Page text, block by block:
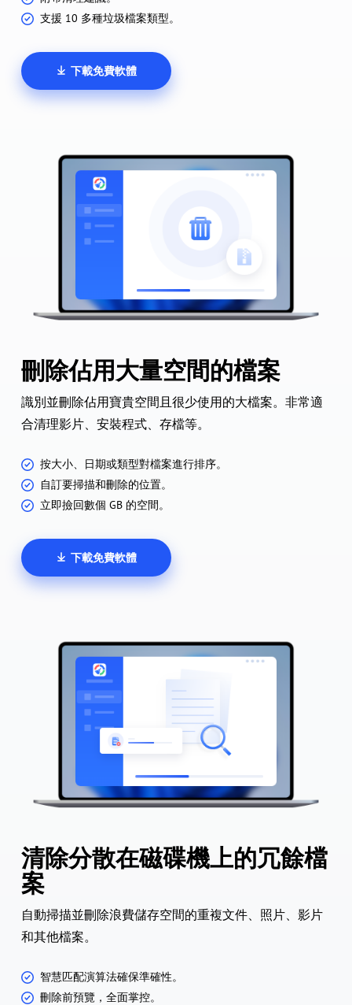
支援 10 多種垃圾檔案類型。
下載免費軟體
刪除佔用大量空間的檔案
識別並刪除佔用寶貴空間且很少使用的大檔案。非常適
合清理影片、安裝程式、存檔等。
按大小、日期或類型對檔案進行排序。
自訂要掃描和刪除的位置。
立即撿回數個 GB 的空間。
下載免費軟體
清除分散在磁碟機上的冗餘檔
案
自動掃描並刪除浪費儲存空間的重複文件、照片、影片
和其他檔案。
智慧匹配演算法確保準確性。
刪除前預覽，全面掌控。